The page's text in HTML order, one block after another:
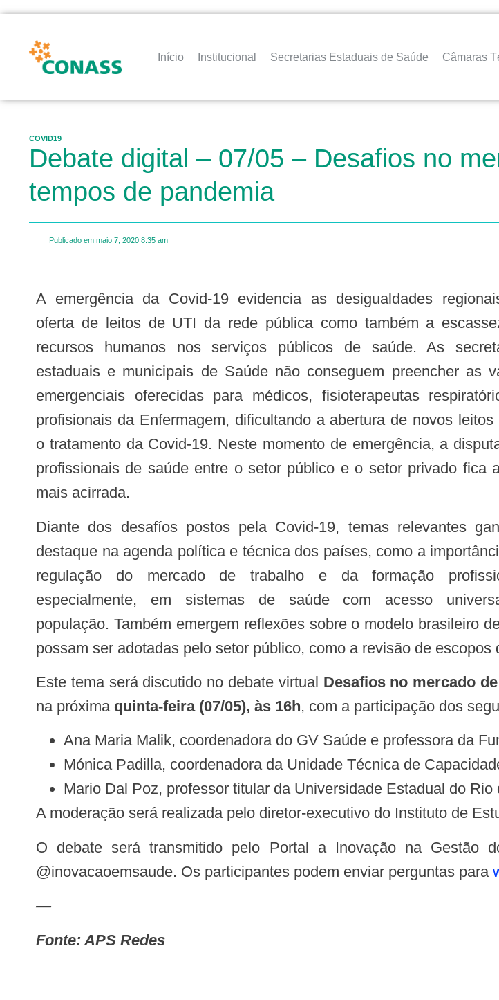
Início Institucional Secretarias Estaduais de Saúde Câmaras
COVID19
Debate digital – 07/05 – Desafios no
tempos de pandemia
Publicado em maio 7, 2020 8:35 am
A emergência da Covid-19 evidencia as desigualdades regionais na
oferta de leitos de UTI da rede pública como também a
recursos humanos nos serviços públicos de saúde. As
estaduais e municipais de Saúde não conseguem preencher as
emergenciais oferecidas para médicos, fisioterapeutas
profisionais da Enfermagem, dificultando a abertura de novos leitos
o tratamento da Covid-19. Neste momento de emergência, a
profissionais de saúde entre o setor público e o setor privado fica
mais acirrada.
Diante dos desafíos postos pela Covid-19, temas relevantes ganham
destaque na agenda política e técnica dos países, como a
regulação do mercado de trabalho e da formação
especialmente, em sistemas de saúde com acesso
população. Também emergem reflexões sobre o modelo brasileiro
possam ser adotadas pelo setor público, como a revisão de escopos
Este tema será discutido no debate virtual Desafios no mercado
na próxima quinta-feira (07/05), às 16h, com a participação dos
Ana Maria Malik, coordenadora do GV Saúde e professora da
Mónica Padilla, coordenadora da Unidade Técnica de
Mario Dal Poz, professor titular da Universidade Estadual do Rio
A moderação será realizada pelo diretor-executivo do Instituto de
O debate será transmitido pelo Portal a Inovação na Gestão
@inovacaoemsaude. Os participantes podem enviar perguntas para
—
Fonte: APS Redes